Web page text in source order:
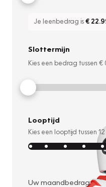
Je leenbedrag is€
Slottermijn
Kies een bedrag tussen €
Looptijd
Kies een looptijd tussen 12
Uw maandbedrag: